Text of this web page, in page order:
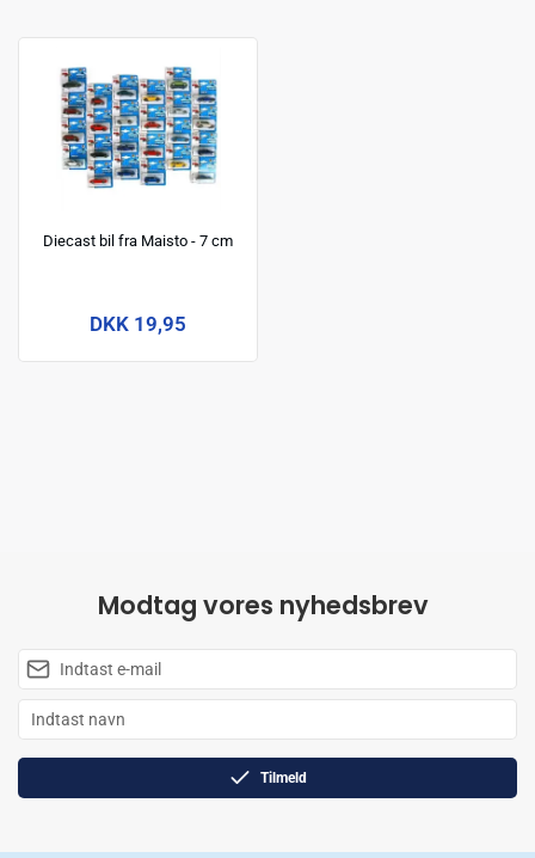
Diecast bil fra Maisto - 7 cm
DKK 19,95
Modtag vores nyhedsbrev
Tilmeld